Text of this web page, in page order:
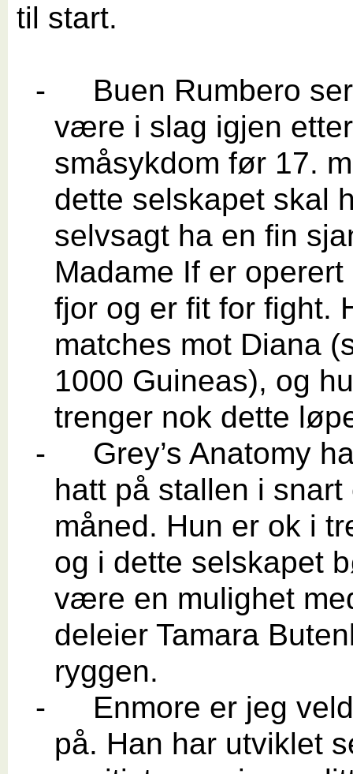
til start.
-
Buen Rumbero
være i slag igjen
småsykdom før 17.
dette selskapet skal
selvsagt ha en fin
Madame If er
fjor og er fit for fight.
matches mot Diana
1000 Guineas), og
trenger nok dette
-
Grey’s Anatomy
hatt på stallen i snart
måned. Hun er ok i
og i dette selskapet
være en mulighet
deleier Tamara
ryggen.
-
Enmore er jeg
på. Han har utviklet